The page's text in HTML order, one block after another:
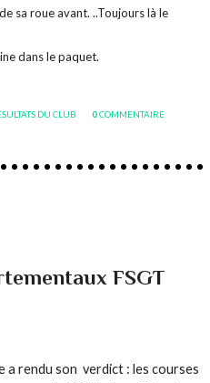
sa roue avant. ..Toujours là le
dans le paquet.
DU CLUB 0COMMENTAIRE
FSGT
a rendu son verdict : les courses